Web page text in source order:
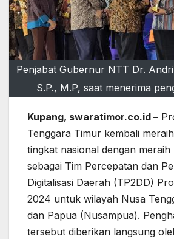
Penjabat Gubernur NTT Dr.
S.P., M.P, saat menerima
Kupang, swaratimor.co.id –
Tenggara Timur kembali
tingkat nasional dengan
sebagai Tim Percepatan dan
Digitalisasi Daerah (TP2DD)
2024 untuk wilayah Nusa
dan Papua (Nusampua).
tersebut diberikan langsung